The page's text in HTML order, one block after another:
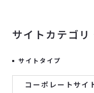
サイトカテゴリ
サイトタイプ
コーポレートサイ